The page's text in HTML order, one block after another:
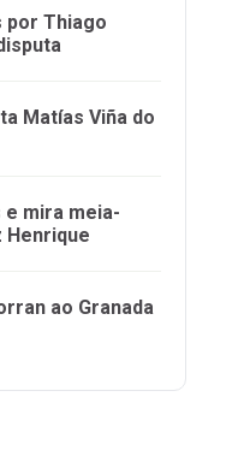
por Thiago
Matías Viña do
mira meia-
Henrique
ao Granada